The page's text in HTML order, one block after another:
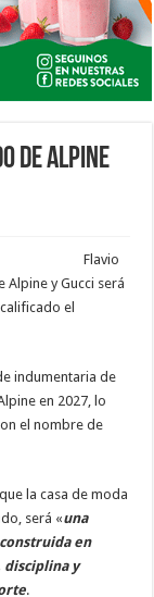
DE ALPINE
Flavio
Alpine y Gucci será
el
indumentaria de
en 2027, lo
el nombre de
la casa de moda
será «una
en
y
.